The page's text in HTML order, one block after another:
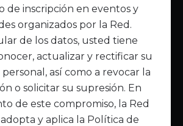
de Datos
de inscripción en eventos y
organizados por la Red.
de los datos, usted tiene
actualizar y rectificar su
así como a revocar la
o solicitar su supresión. En
de este compromiso, la Red
y aplica la Política de